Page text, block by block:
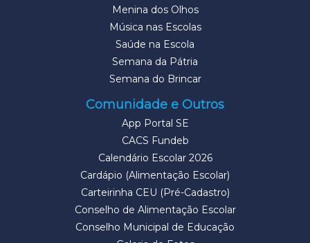
Menina dos Olhos
Música nas Escolas
Saúde na Escola
Semana da Pátria
Semana do Brincar
Comunidade e Outros
App Portal SE
CACS Fundeb
Calendário Escolar 2026
Cardápio (Alimentação Escolar)
Carteirinha CEU (Pré-Cadastro)
Conselho de Alimentação Escolar
Conselho Municipal de Educação